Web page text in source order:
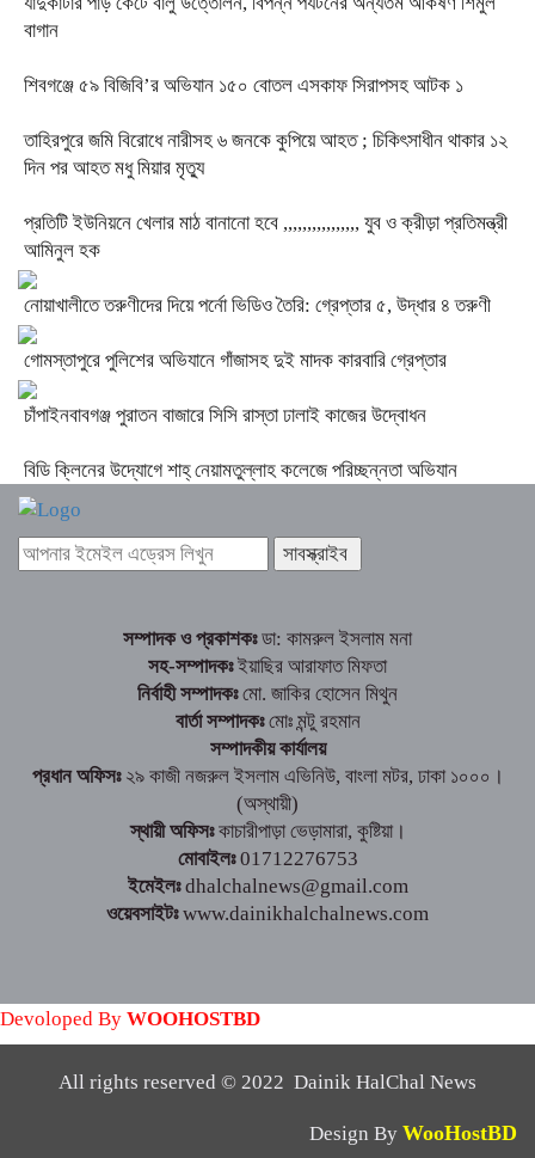
বাগান
শিবগঞ্জে ৫৯ বিজিবি’র অভিযান ১৫০ বোতল এসকাফ সিরাপসহ আটক ১
তাহিরপুরে জমি বিরোধে নারীসহ ৬ জনকে কুপিয়ে আহত ; চিকিৎসাধীন থাকার ১২
দিন পর আহত মধু মিয়ার মৃত্যু
প্রতিটি ইউনিয়নে খেলার মাঠ বানানো হবে ,,,,,,,,,,,,,,,, যুব ও ক্রীড়া প্রতিমন্ত্রী
আমিনুল হক
নোয়াখালীতে তরুণীদের দিয়ে পর্নো ভিডিও তৈরি: গ্রেপ্তার ৫, উদ্ধার ৪ তরুণী
গোমস্তাপুরে পুলিশের অভিযানে গাঁজাসহ দুই মাদক কারবারি গ্রেপ্তার
চাঁপাইনবাবগঞ্জ পুরাতন বাজারে সিসি রাস্তা ঢালাই কাজের উদ্বোধন
বিডি ক্লিনের উদ্যোগে শাহ্ নেয়ামতুল্লাহ কলেজে পরিচ্ছন্নতা অভিযান
সম্পাদক ও প্রকাশকঃডা: কামরুল ইসলাম মনা
সহ-সম্পাদকঃইয়াছির আরাফাত মিফতা
নির্বাহী সম্পাদকঃমো. জাকির হোসেন মিথুন
বার্তা সম্পাদকঃমোঃ মন্টু রহমান
সম্পাদকীয় কার্যালয়
প্রধান অফিসঃ২৯ কাজী নজরুল ইসলাম এভিনিউ, বাংলা মটর, ঢাকা ১০০০।
(অস্থায়ী)
স্থায়ী অফিসঃকাচারীপাড়া ভেড়ামারা, কুষ্টিয়া।
মোবাইলঃ01712276753
ইমেইলঃdhalchalnews@gmail.com
ওয়েবসাইটঃwww.dainikhalchalnews.com
Devoloped By WOOHOSTBD
All rights reserved © 2022 Dainik HalChal News
Design By WooHostBD